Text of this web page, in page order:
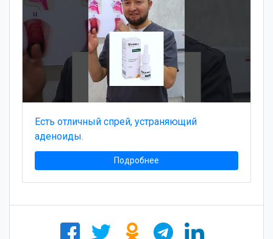
Есть отличный спрей, устраняющий
аденоиды.
Подробнее